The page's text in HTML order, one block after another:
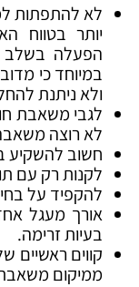
לא להתפתות
יותר בטווח
הפעלה בשלב
במיוחד כי
ולא ניתנת
לגבי משאבת
לא רוצה
חשוב להשקיע
לקנות רק עם
להקפיד על
בעיות זרימה.
ממיקום